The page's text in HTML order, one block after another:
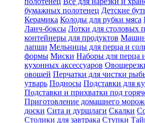
бумажных полотенец Детские
Керамика Колоды для рубки мяса
Ланч-боксы Лотки для столовых
контейнеры для продуктов
лапши Мельницы для перца и
формы Миски Наборы для перца
кухонных аксессуаров
овощей Перчатки для чистки
утварь Подносы Подставки для
Подставки и прихватки под
Приготовление домашнего
доски Сита и дуршлаги Скалки
Столики для завтрака Ступки